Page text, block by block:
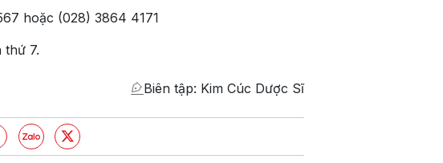
hoặc (028) 3864 4171
thứ 7.
Biên tập: Kim Cúc Dược Sĩ